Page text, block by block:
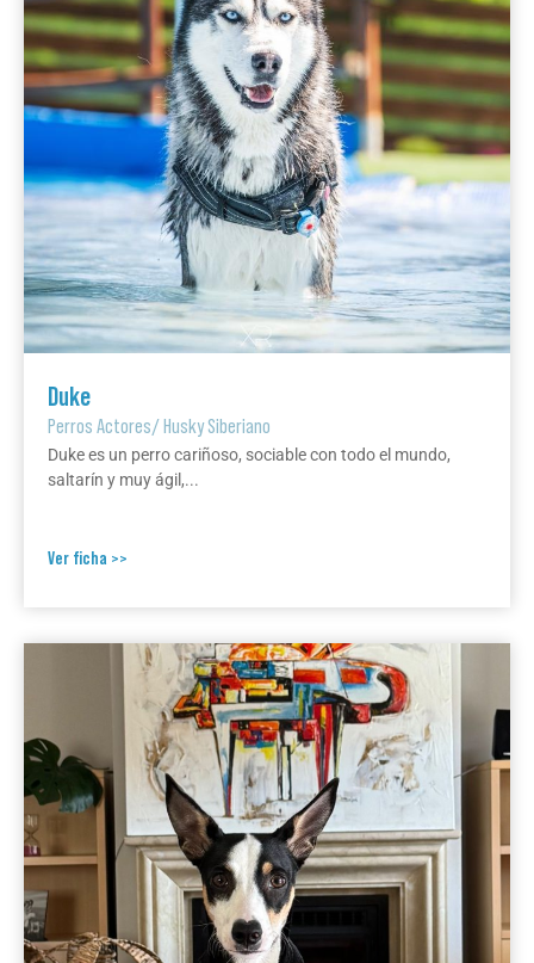
Duke
Perros Actores/Husky Siberiano
Duke es un perro cariñoso, sociable con todo el mundo,
saltarín y muy ágil,...
Ver ficha >>